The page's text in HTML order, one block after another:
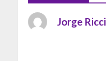
Jorge Ricci